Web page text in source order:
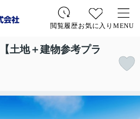
閲覧履歴お気に入り MENU
地＋建物参考プラ